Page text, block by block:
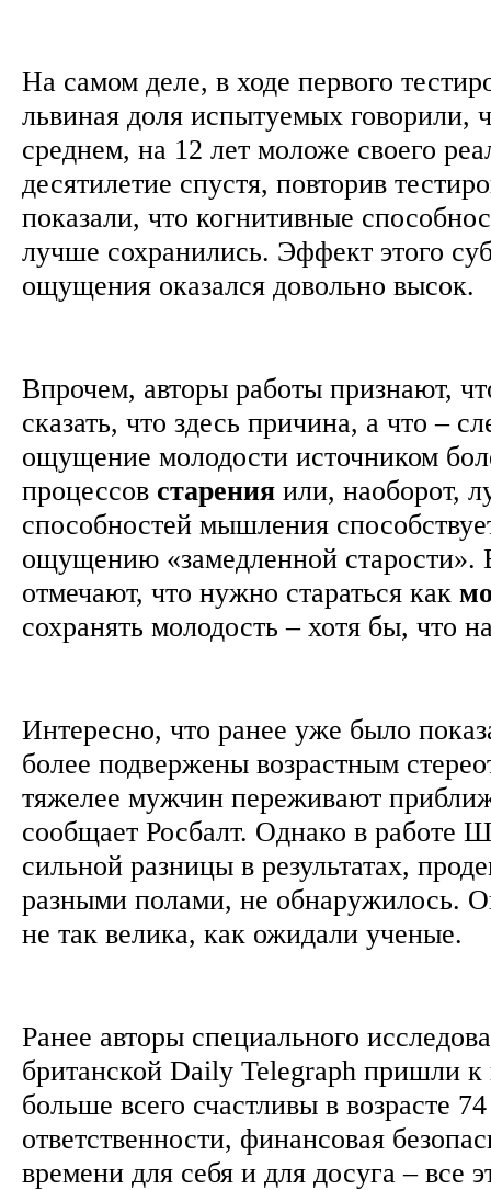
На самом деле, в ходе первого
львиная доля испытуемых говорили,
среднем, на 12 лет моложе своего
десятилетие спустя, повторив
показали, что когнитивные
лучше сохранились. Эффект этого
ощущения оказался довольно высок.
Впрочем, авторы работы признают,
сказать, что здесь причина, а что –
ощущение молодости источником
процессов старения или, наоборот,
способностей мышления
ощущению «замедленной старости».
отмечают, что нужно стараться как
сохранять молодость – хотя бы, что
Интересно, что ранее уже было
более подвержены возрастным
тяжелее мужчин переживают
сообщает Росбалт. Однако в работе
сильной разницы в результатах,
разными полами, не обнаружилось.
не так велика, как ожидали ученые.
Ранее авторы специального
британской Daily Telegraph пришли к
больше всего счастливы в возрасте
ответственности, финансовая
времени для себя и для досуга – все